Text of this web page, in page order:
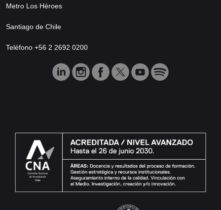
Metro Los Héroes
Santiago de Chile
Teléfono +56 2 2692 0200